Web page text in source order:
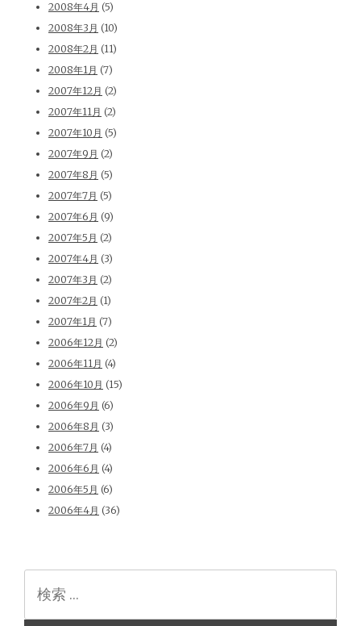
2008年4月 (5)
2008年3月 (10)
2008年2月 (11)
2008年1月 (7)
2007年12月 (2)
2007年11月 (2)
2007年10月 (5)
2007年9月 (2)
2007年8月 (5)
2007年7月 (5)
2007年6月 (9)
2007年5月 (2)
2007年4月 (3)
2007年3月 (2)
2007年2月 (1)
2007年1月 (7)
2006年12月 (2)
2006年11月 (4)
2006年10月 (15)
2006年9月 (6)
2006年8月 (3)
2006年7月 (4)
2006年6月 (4)
2006年5月 (6)
2006年4月 (36)